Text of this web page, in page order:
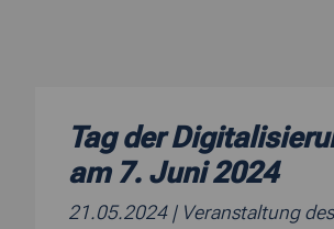
Tag der
am 7. Juni 2024
21.05.2024 | Veranstaltung des